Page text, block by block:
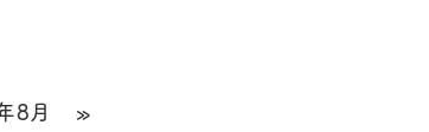
8月 »